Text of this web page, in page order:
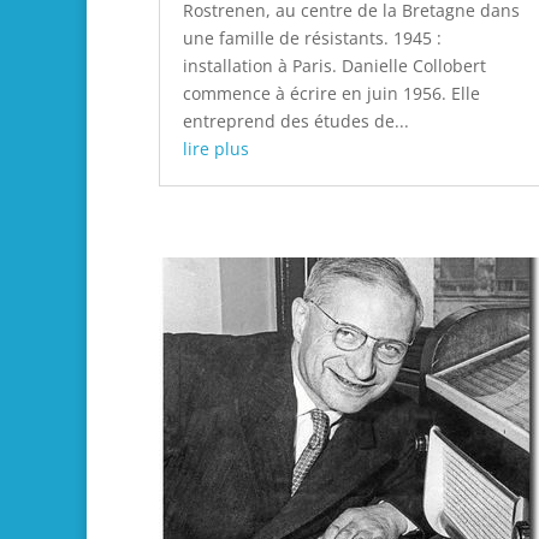
Rostrenen, au centre de la Bretagne dans
une famille de résistants. 1945 :
installation à Paris. Danielle Collobert
commence à écrire en juin 1956. Elle
entreprend des études de...
lire plus